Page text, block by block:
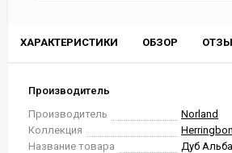
ХАРАКТЕРИСТИКИ ОБЗОР
Производитель
Производитель
Norland
Коллекция
Название товара
Дуб Альба